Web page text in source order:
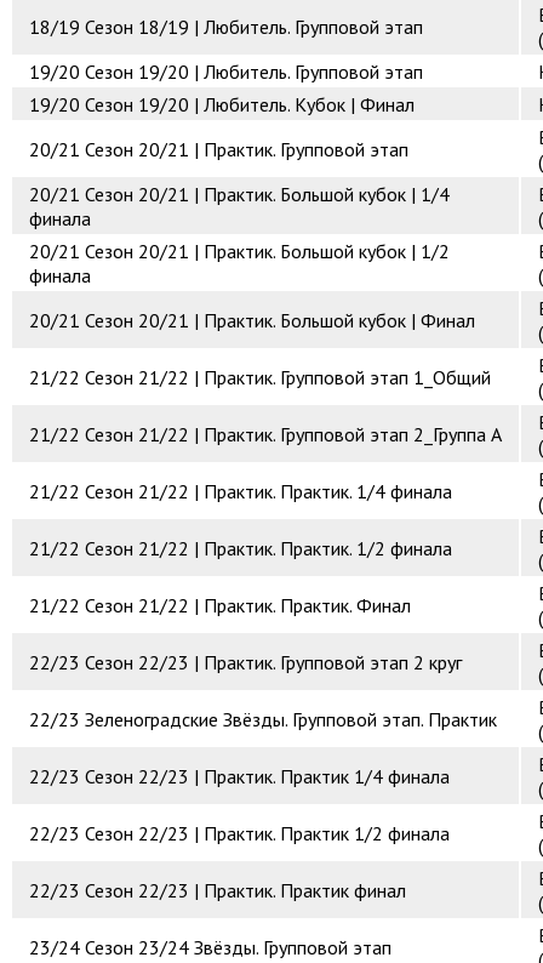
18/19 Сезон 18/19 | Любитель. Групповой этап
19/20 Сезон 19/20 | Любитель. Групповой этап
19/20 Сезон 19/20 | Любитель. Кубок | Финал
20/21 Сезон 20/21 | Практик. Групповой этап
20/21 Сезон 20/21 | Практик. Большой кубок | 1/4
финала
20/21 Сезон 20/21 | Практик. Большой кубок | 1/2
финала
20/21 Сезон 20/21 | Практик. Большой кубок | Финал
21/22 Сезон 21/22 | Практик. Групповой этап 1_Общий
21/22 Сезон 21/22 | Практик. Групповой этап 2_Группа А
21/22 Сезон 21/22 | Практик. Практик. 1/4 финала
21/22 Сезон 21/22 | Практик. Практик. 1/2 финала
21/22 Сезон 21/22 | Практик. Практик. Финал
22/23 Сезон 22/23 | Практик. Групповой этап 2 круг
22/23 Зеленоградские Звёзды. Групповой этап. Практик
22/23 Сезон 22/23 | Практик. Практик 1/4 финала
22/23 Сезон 22/23 | Практик. Практик 1/2 финала
22/23 Сезон 22/23 | Практик. Практик финал
23/24 Сезон 23/24 Звёзды. Групповой этап